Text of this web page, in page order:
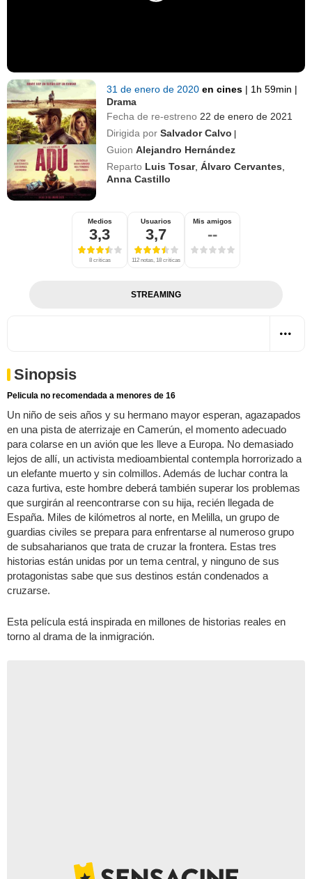
31 de enero de 2020en cines | 1h 59min |
Drama
Fecha de re-estreno 22 de enero de 2021
Dirigida por Salvador Calvo |
Guion Alejandro Hernández
Reparto Luis Tosar,Álvaro Cervantes
Anna Castillo
Medios
3,3
8 críticas
Usuarios
3,7
112 notas, 18 críticas
Mis amigos
--
STREAMING
Sinopsis
Pelicula no recomendada a menores de 16
Un niño de seis años y su hermano mayor esperan, agazapados
en una pista de aterrizaje en Camerún, el momento adecuado
para colarse en un avión que les lleve a Europa. No demasiado
lejos de allí, un activista medioambiental contempla horrorizado a
un elefante muerto y sin colmillos. Además de luchar contra la
caza furtiva, este hombre deberá también superar los problemas
que surgirán al reencontrarse con su hija, recién llegada de
España. Miles de kilómetros al norte, en Melilla, un grupo de
guardias civiles se prepara para enfrentarse al numeroso grupo
de subsaharianos que trata de cruzar la frontera. Estas tres
historias están unidas por un tema central, y ninguno de sus
protagonistas sabe que sus destinos están condenados a
cruzarse.
Esta película está inspirada en millones de historias reales en
torno al drama de la inmigración.